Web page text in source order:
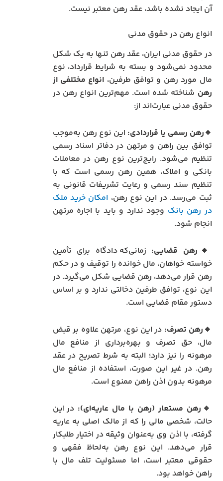
آن ایجاد نشده باشد، عقد رهن معتبر نیست.
انواع رهن در حقوق مدنی
در حقوق مدنی ایران، عقد رهن تنها به یک شکل
محدود نمی‌شود و بسته به شرایط قرارداد، نوع
مال مورد رهن و توافق طرفین، انواع مختلفی از
رهن شناخته شده است. مهم‌ترین انواع رهن در
حقوق مدنی عبارت‌اند از:
🔹رهن رسمی یا قراردادی: این نوع رهن به‌موجب
توافق بین راهن و مرتهن در دفاتر اسناد رسمی
تنظیم می‌شود. رایج‌ترین نوع رهن در معاملات
بانکی و املاک، همین رهن رسمی است که با
تنظیم سند رسمی و رعایت تشریفات قانونی به
ثبت می‌رسد. در این نوع رهن، امکان خرید ملک
در رهن بانک وجود ندارد و باید با اجاره مرتهن
انجام شود.
🔹رهن قضایی: زمانی‌که دادگاه برای تأمین
خواسته خواهان، مال خوانده را توقیف و در حکم
رهن قرار می‌دهد، رهن قضایی شکل می‌گیرد. در
این نوع، توافق طرفین دخالتی ندارد و بر اساس
دستور مقام قضایی است.
🔹رهن تصرف: در این نوع، مرتهن علاوه بر قبض
مال، حق تصرف و بهره‌برداری از منافع مال
مرهونه را نیز دارد؛ البته به شرط تصریح در عقد
رهن. در غیر این صورت، استفاده از منافع مال
مرهونه بدون اذن راهن ممنوع است.
🔹رهن مستعار (رهن با مال عاریه‌ای):در این
حالت، شخصی مالی را که از مالک اصلی به عاریه
گرفته، با اذن وی به‌عنوان وثیقه در اختیار طلبکار
قرار می‌دهد. این نوع رهن به‌لحاظ فقهی و
حقوقی معتبر است، اما مسئولیت تلف مال با
راهن خواهد بود.